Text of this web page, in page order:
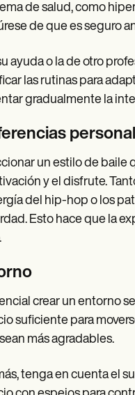
de salud, como
de que es seguro
ayuda o la de otro
las rutinas para
gradualmente la
un estilo de baile
y el disfrute.
del hip-hop o los
Esto hace que la
crear un entorno
suficiente para
más agradables.
tenga en cuenta el